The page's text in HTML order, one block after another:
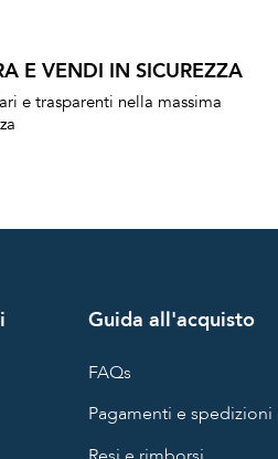
E VENDI IN SICUREZZA
e trasparenti nella massima
Guida all'acquisto
FAQs
Pagamenti e spedizioni